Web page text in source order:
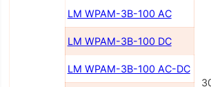
LM WPAM-3B-100 AC
LM WPAM-3B-100 DC
LM WPAM-3B-100 AC-DC